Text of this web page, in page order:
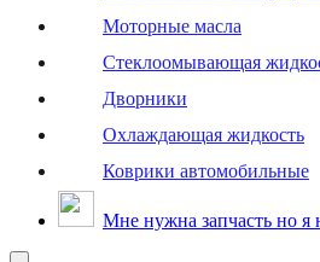
Моторные масла
Стеклоомывающая
Дворники
Охлаждающая жидкость
Коврики автомобильные
Мне нужна запчасть но я